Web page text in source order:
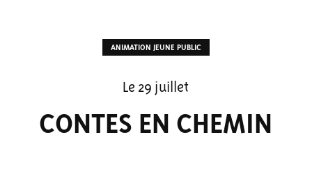
ANIMATION JEUNE PUBLIC
Le 29 juillet
CONTES EN CHEMIN